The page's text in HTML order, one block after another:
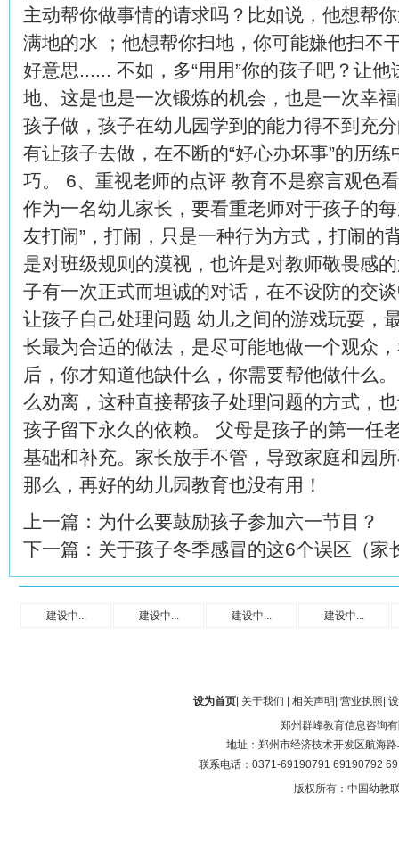
主动帮你做事情的请求吗？比如说，他想帮
满地的水 ；他想帮你扫地，你可能嫌他扫不
好意思...... 不如，多“用用”你的孩子吧？让
地、这是也是一次锻炼的机会，也是一次幸
孩子做，孩子在幼儿园学到的能力得不到充
有让孩子去做，在不断的“好心办坏事”的历
巧。 6、重视老师的点评 教育不是察言观色
作为一名幼儿家长，要看重老师对于孩子的
友打闹”，打闹，只是一种行为方式，打闹的
是对班级规则的漠视，也许是对教师敬畏感
子有一次正式而坦诚的对话，在不设防的交
让孩子自己处理问题 幼儿之间的游戏玩耍，
长最为合适的做法，是尽可能地做一个观众
后，你才知道他缺什么，你需要帮他做什么
么劝离，这种直接帮孩子处理问题的方式，
孩子留下永久的依赖。 父母是孩子的第一任
基础和补充。家长放手不管，导致家庭和园
那么，再好的幼儿园教育也没有用！
上一篇： 为什么要鼓励孩子参加六一节目？
下一篇： 关于孩子冬季感冒的这6个误区（家
建设中... 建设中... 建设中... 建设中...
设为首页 关于我们 相关声明 营业执照
郑州群峰教育信息咨询
地址：郑州市经济技术开发区航海
联系电话：0371-69190791 69190792
版权所有：中国幼